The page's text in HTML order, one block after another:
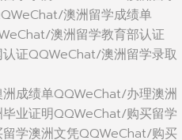
澳洲留学成绩单
澳洲留学教育部认证
证QQWeChat/澳洲留学录取
成绩单QQWeChat/办理澳洲
业证明QQWeChat/购买留学
学澳洲文凭QQWeChat/购买